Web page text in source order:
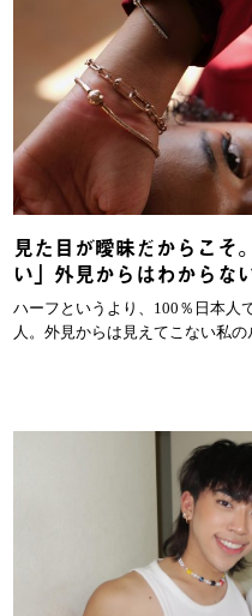
見た目が曖昧だからこそ
い」外見からはわからな
ハーフというより、100％日本人
人。外見からは見えてこない私の